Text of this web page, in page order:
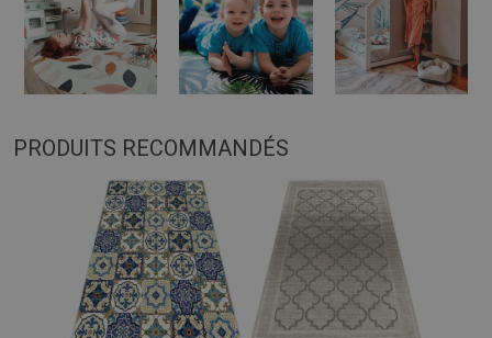
PRODUITS RECOMMANDÉS